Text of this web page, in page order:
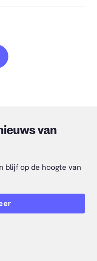
van
blijf op de hoogte van